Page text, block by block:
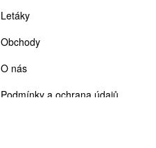
Letáky
Obchody
O nás
Podmínky a ochrana údajů